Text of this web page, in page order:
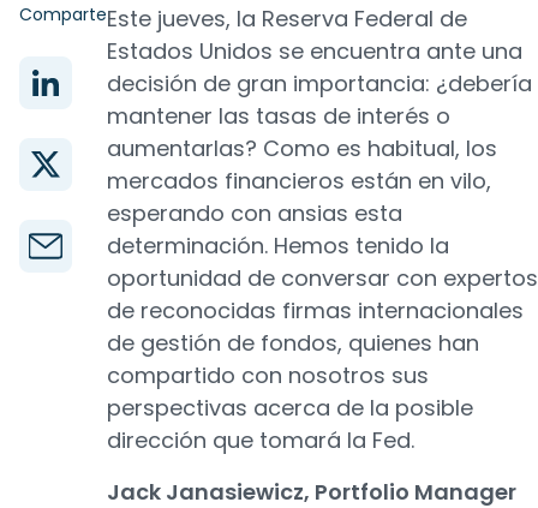
ComparteEste jueves, la Reserva Federal de
Estados Unidos se encuentra ante una
decisión de gran importancia: ¿debería
mantener las tasas de interés o
aumentarlas? Como es habitual, los
mercados financieros están en vilo,
esperando con ansias esta
determinación. Hemos tenido la
oportunidad de conversar con expertos
de reconocidas firmas internacionales
de gestión de fondos, quienes han
compartido con nosotros sus
perspectivas acerca de la posible
dirección que tomará la Fed.
Jack Janasiewicz, Portfolio Manager